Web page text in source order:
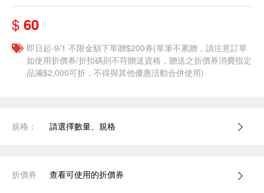
$ 60
即日起-9/1 不限金額下單贈$200券(單筆不累贈，請注意訂單
如使用折價券/折扣碼則不符贈送資格，贈送之折價券消費指定
品滿$2,000可折，不得與其他優惠活動合併使用)
規格： 請選擇數量、規格
折價券 查看可使用的折價券